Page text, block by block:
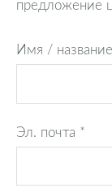
предложение
Имя /
Эл. почта *